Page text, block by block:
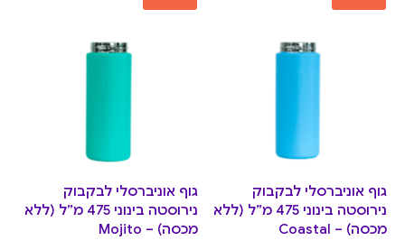
גוף אוניברסלי לבקבוק
נירוסטה בינוני 475 מ”ל (ללא
מכסה) – Coastal
גוף אוניברסלי לבקבוק
נירוסטה בינוני 475 מ”ל (ללא
מכסה) – Mojito